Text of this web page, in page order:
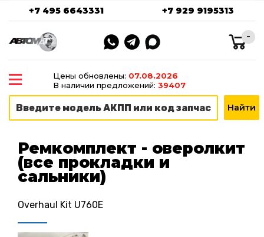
+7 495 6643331 +7 929 9195313
-
Цены обновлены: 07.08.2026
В наличии предложений: 39407
Ремкомплект - оверолкит
(все прокладки и
сальники)
Overhaul Kit U760E